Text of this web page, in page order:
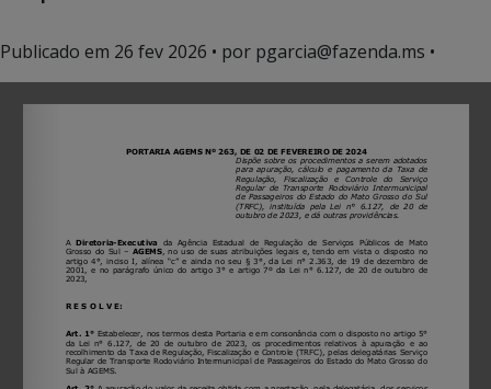
Publicado em 26 fev 2026 • por pgarcia@fazenda.ms •